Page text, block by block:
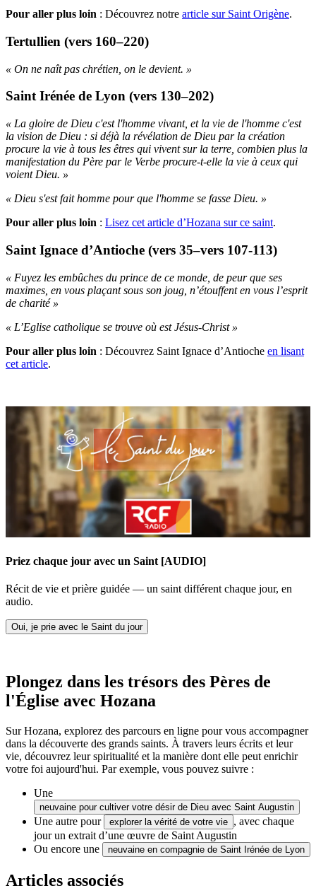
Pour aller plus loin : Découvrez notre article sur Saint Origène.
Tertullien (vers 160–220)
« On ne naît pas chrétien, on le devient. »
Saint Irénée de Lyon (vers 130–202)
« La gloire de Dieu c'est l'homme vivant, et la vie de l'homme c'est
la vision de Dieu : si déjà la révélation de Dieu par la création
procure la vie à tous les êtres qui vivent sur la terre, combien plus la
manifestation du Père par le Verbe procure-t-elle la vie à ceux qui
voient Dieu. »
« Dieu s'est fait homme pour que l'homme se fasse Dieu. »
Pour aller plus loin : Lisez cet article d’Hozana sur ce saint.
Saint Ignace d’Antioche (vers 35–vers 107-113)
« Fuyez les embûches du prince de ce monde, de peur que ses
maximes, en vous plaçant sous son joug, n’étouffent en vous l’esprit
de charité »
« L’Eglise catholique se trouve où est Jésus-Christ »
Pour aller plus loin : Découvrez Saint Ignace d’Antioche en lisant
cet article.
Priez chaque jour avec un Saint [AUDIO]
Récit de vie et prière guidée — un saint différent chaque jour, en
audio.
Oui, je prie avec le Saint du jour
Plongez dans les trésors des Pères de
l'Église avec Hozana
Sur Hozana, explorez des parcours en ligne pour vous accompagner
dans la découverte des grands saints. À travers leurs écrits et leur
vie, découvrez leur spiritualité et la manière dont elle peut enrichir
votre foi aujourd'hui. Par exemple, vous pouvez suivre :
Une
neuvaine pour cultiver votre désir de Dieu avec Saint Augustin
Une autre pour explorer la vérité de votre vie , avec chaque
jour un extrait d’une œuvre de Saint Augustin
Ou encore une
neuvaine en compagnie de Saint Irénée de Lyon
Articles associés